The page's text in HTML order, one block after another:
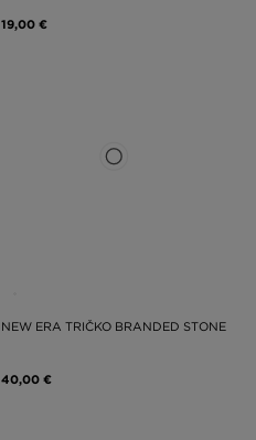
19,00 €
NEW ERA TRIČKO BRANDED STONE
40,00 €